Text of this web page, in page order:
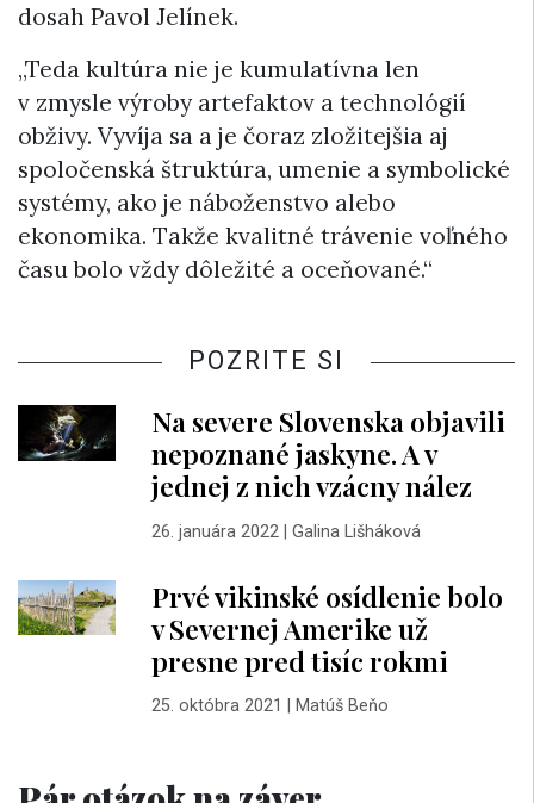
dosah Pavol Jelínek.
„Teda kultúra nie je kumulatívna len
v zmysle výroby artefaktov a technológií
obživy. Vyvíja sa a je čoraz zložitejšia aj
spoločenská štruktúra, umenie a symbolické
systémy, ako je náboženstvo alebo
ekonomika. Takže kvalitné trávenie voľného
času bolo vždy dôležité a oceňované.“
POZRITE SI
Na severe Slovenska objavili
nepoznané jaskyne. A v
jednej z nich vzácny nález
26. januára 2022| Galina Lišháková
Prvé vikinské osídlenie bolo
v Severnej Amerike už
presne pred tisíc rokmi
25. októbra 2021 Matúš Beňo